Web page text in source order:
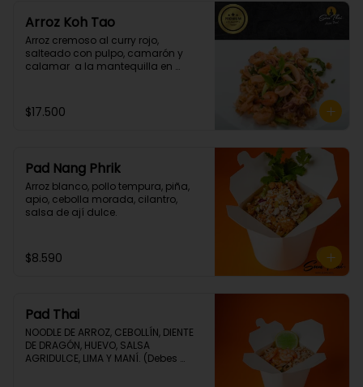
Arroz Koh Tao
Arroz cremoso al curry rojo,
salteado con pulpo, camarón y
calamar  a la mantequilla en
$17.500
Pad Nang Phrik
Arroz blanco, pollo tempura, piña,
apio, cebolla morada, cilantro,
salsa de ají dulce.
$8.590
Pad Thai
NOODLE DE ARROZ, CEBOLLÍN, DIENTE
DE DRAGÓN, HUEVO, SALSA
AGRIDULCE, LIMA Y MANÍ. (Debes